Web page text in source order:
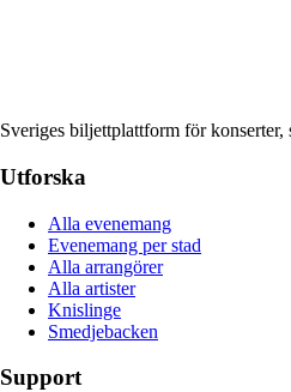
Sveriges biljettplattform för
Utforska
Alla evenemang
Evenemang per stad
Alla arrangörer
Alla artister
Knislinge
Smedjebacken
Support